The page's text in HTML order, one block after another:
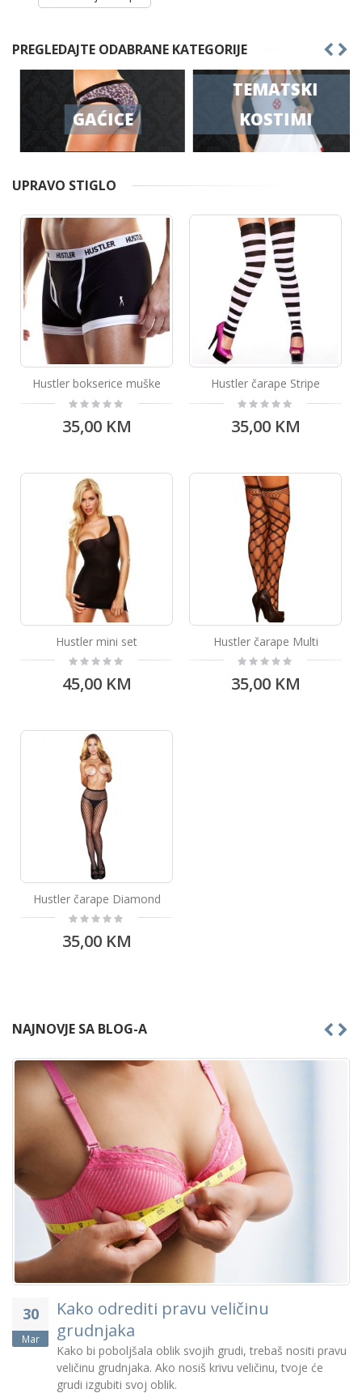
PREGLEDAJTE ODABRANE KATEGORIJE
GAĆICE
TEMATSKI
KOSTIMI
UPRAVO STIGLO
Hustler bokserice muške
Rating:
0%
35,00 KM
Hustler čarape Stripe
Rating:
0%
35,00 KM
Hustler mini set
Rating:
0%
45,00 KM
Hustler čarape Multi
Rating:
0%
35,00 KM
Hustler čarape Diamond
Rating:
0%
35,00 KM
NAJNOVJE SA BLOG-A
30
Mar
Prva online trgovina za rublje
Firma Leftor doo iz Tuzle nastavlja sa uspješnim
poslovnim projektim. Ovaj put se radi o novom web
shopu za prodaju rublja ekskluzivnih robnih marki.